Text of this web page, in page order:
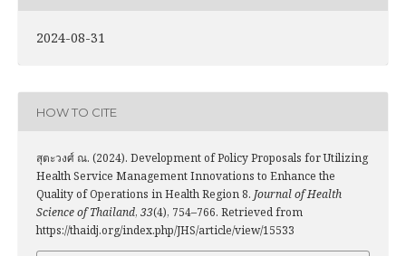
2024-08-31
HOW TO CITE
สุตะวงศ์ ณ. (2024). Development of Policy Proposals for Utilizing
Health Service Management Innovations to Enhance the
Quality of Operations in Health Region 8. Journal of Health
Science of Thailand, 33(4), 754–766. Retrieved from
https://thaidj.org/index.php/JHS/article/view/15533